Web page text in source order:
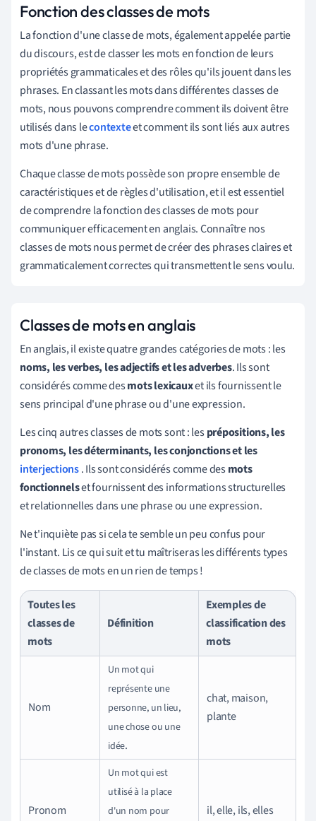
Fonction des classes de mots
La fonction d'une classe de mots, également appelée partie
du discours, est de classer les mots en fonction de leurs
propriétés grammaticales et des rôles qu'ils jouent dans les
phrases. En classant les mots dans différentes classes de
mots, nous pouvons comprendre comment ils doivent être
utilisés dans lecontexteet comment ils sont liés aux autres
mots d'une phrase.
Chaque classe de mots possède son propre ensemble de
caractéristiques et de règles d'utilisation, et il est essentiel
de comprendre la fonction des classes de mots pour
communiquer efficacement en anglais. Connaître nos
classes de mots nous permet de créer des phrases claires et
grammaticalement correctes qui transmettent le sens voulu.
Classes de mots en anglais
En anglais, il existe quatre grandes catégories de mots : les
noms, les verbes, les adjectifs et les adverbes. Ils sont
considérés comme desmots lexicauxet ils fournissent le
sens principal d'une phrase ou d'une expression.
Les cinq autres classes de motssont : lesprépositions, les
pronoms, les déterminants, les conjonctions et les
interjections. Ils sont considérés comme desmots
fonctionnelset fournissent des informations structurelles
et relationnelles dans une phrase ou une expression.
Ne t'inquiète pas si cela te semble un peu confus pour
l'instant. Lis ce qui suit et tu maîtriseras les différents types
de classes de mots en un rien de temps !
Toutes les
classes de
mots
Définition
Exemples de
classification des
mots
Nom
Un mot qui
représente une
personne, un lieu,
une chose ou une
idée.
chat, maison,
plante
Pronom
Un mot qui est
utilisé à la place
d'un nom pour
il, elle, ils, elles